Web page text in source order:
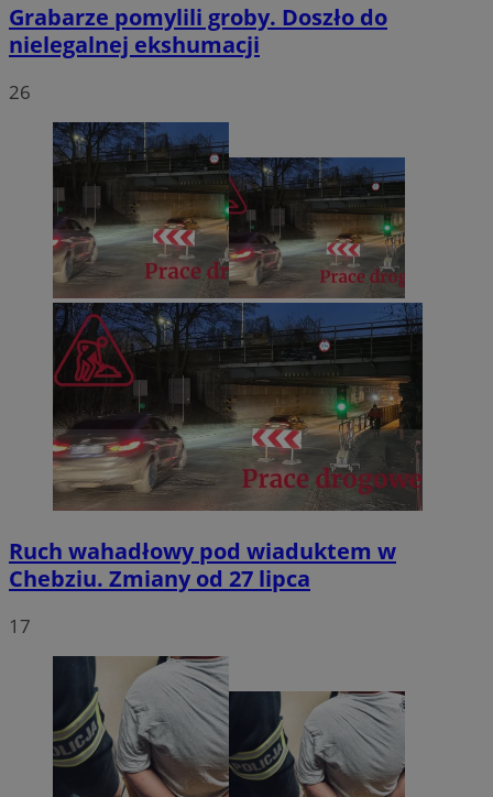
Grabarze pomylili groby. Doszło do
nielegalnej ekshumacji
26
Ruch wahadłowy pod wiaduktem w
Chebziu. Zmiany od 27 lipca
17